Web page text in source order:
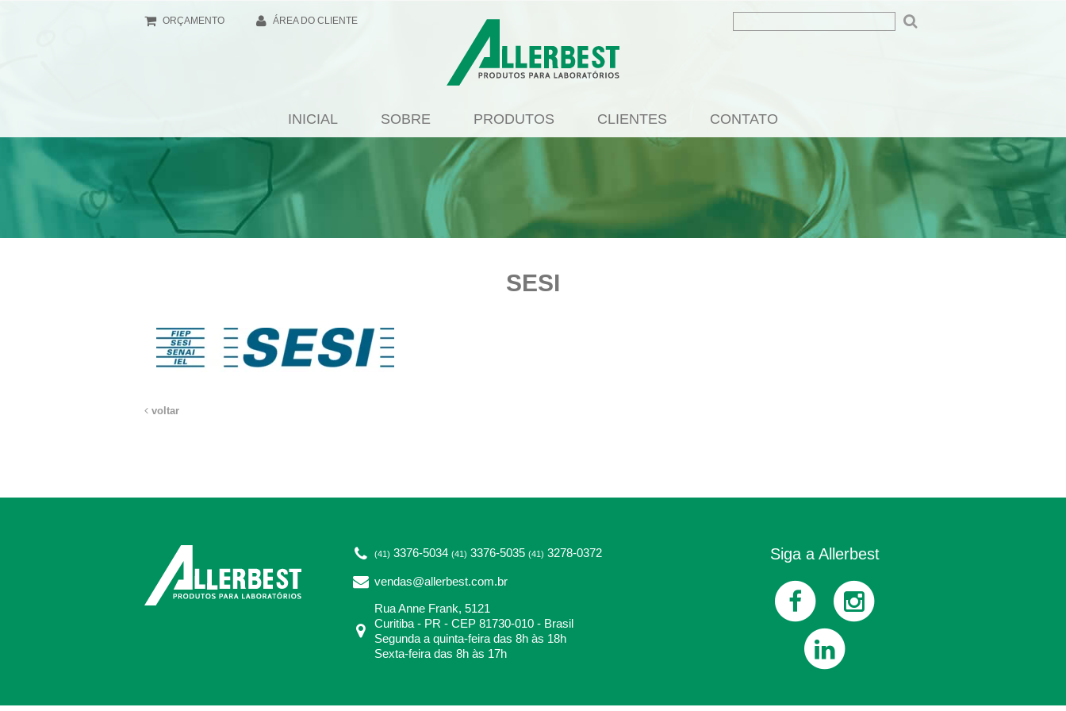
ORÇAMENTO ÁREA DO CLIENTE
INICIAL SOBRE PRODUTOS CLIENTES CONTATO
SESI
voltar
(41) 3376-5034 (41) 3376-5035 (41) 3278-0372
vendas@allerbest.com.br
Rua Anne Frank, 5121
Curitiba - PR - CEP 81730-010 - Brasil
Segunda a quinta-feira das 8h às 18h
Sexta-feira das 8h às 17h
Siga a Allerbest